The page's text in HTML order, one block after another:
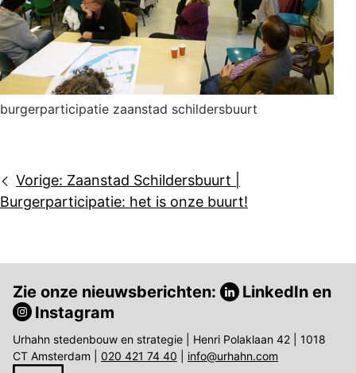
burgerparticipatie zaanstad schildersbuurt
Bericht
navigatie
Vorige: Zaanstad Schildersbuurt |
Burgerparticipatie: het is onze buurt!
Zie onze nieuwsberichten: LinkedIn en
Instagram
Urhahn stedenbouw en strategie | Henri Polaklaan 42 | 1018
CT Amsterdam | 020 421 74 40 info@urhahn.com